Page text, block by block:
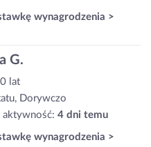
wynagrodzenia >
G.
lat
Dorywczo
aktywność: 4 dni temu
wynagrodzenia >